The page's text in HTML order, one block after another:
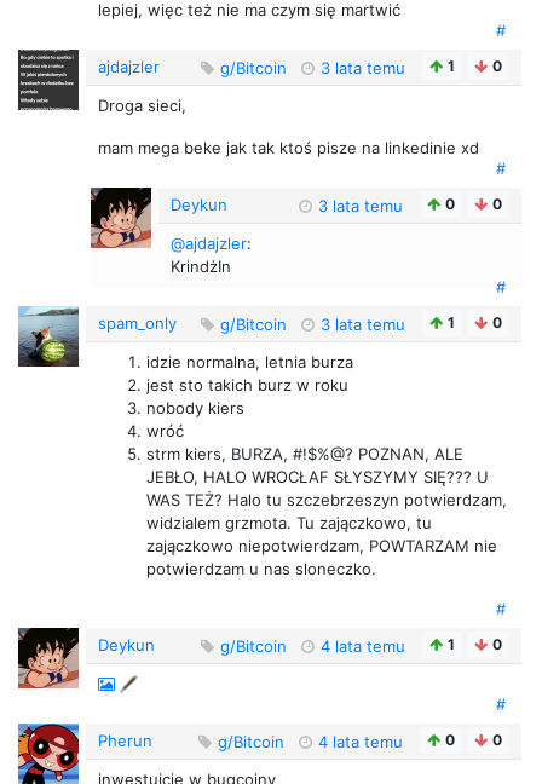
lepiej, więc też nie ma czym się martwić
#
ajdajzler
g/Bitcoin 3 lata temu 1 0
Droga sieci,
mam mega beke jak tak ktoś pisze na linkedinie xd
#
Deykun
3 lata temu 0 0
@ajdajzler:
KrindżIn
#
spam_only
g/Bitcoin 3 lata temu 1 0
idzie normalna, letnia burza
jest sto takich burz w roku
nobody kiers
wróć
strm kiers, BURZA, #!$%@? POZNAN, ALE
JEBŁO, HALO WROCŁAF SŁYSZYMY SIĘ??? U
WAS TEŻ? Halo tu szczebrzeszyn potwierdzam,
widzialem grzmota. Tu zajączkowo, tu
zajączkowo niepotwierdzam, POWTARZAM nie
potwierdzam u nas sloneczko.
#
Deykun
g/Bitcoin 4 lata temu 1 0
🖋️
#
Pherun
g/Bitcoin 4 lata temu 0 0
inwestujcie w bugcoiny